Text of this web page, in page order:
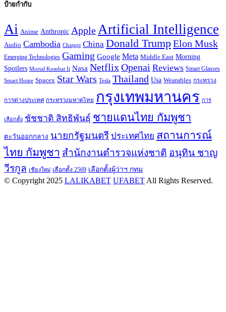
ป้ายกำกับ
Ai Anime Anthropic Apple Artificial Intelligence
Audio Cambodia Chatgpt China Donald TrumpElon Musk
Emerging Technologies Gaming Google Meta Middle East Morning
Spoilers Mortal Kombat Ii Nasa NetflixOpenai Reviews Smart Glasses
Smart Home Spacex Star Wars Tesla Thailand Usa Wearables กระทรวง
การต่างประเทศ กระทรวงมหาดไทย กรุงเทพมหานคร การ
เลือกตั้ง ชัชชาติ สิทธิพันธุ์ ชายแดนไทย กัมพูชา
ตะวันออกกลาง นายกรัฐมนตรี ประเทศไทย สถานการณ์
ไทย กัมพูชา สำนักงานตำรวจแห่งชาติ อนุทิน ชาญ
วีรกูล เชียงใหม่ เลือกตั้ง 2569 เลือกตั้งผู้ว่าฯ กทม
© Copyright 2025 LALIKABET UFABET All Rights Reserved.